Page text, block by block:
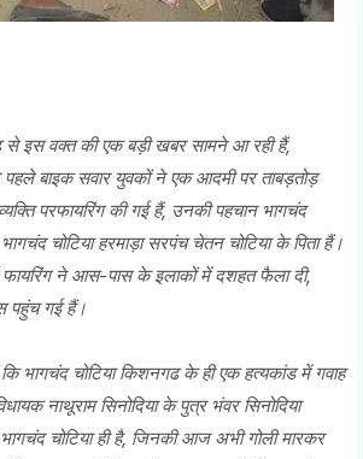
इस वक्त की एक बड़ी खबर सामने आ रही हैं,
बाइक सवार युवकों ने एक आदमी पर ताबड़तोड़
परफायरिंग की गई हैं, उनकी पहचान भागचंद
चोटिया हरमाड़ा सरपंच चेतन चोटिया के पिता हैं।
ने आस-पास के इलाकों में दशहत फैला दी,
पहुंच गई हैं।
भागचंद चोटिया किशनगढ के ही एक हत्यकांड में गवाह
नाथूराम सिनोदिया के पुत्र भंवर सिनोदिया
चोटिया ही है, जिनकी आज अभी गोली मारकर